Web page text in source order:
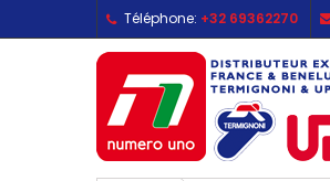
Téléphone: +32 69362270